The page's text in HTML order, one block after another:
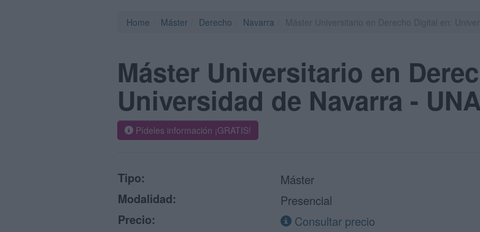
Home Máster Derecho Navarra
Máster Universitario en
Universidad de Navarra -
Pídeles información ¡GRATIS!
Tipo:
Máster
Modalidad:
Presencial
Precio:
Consultar precio